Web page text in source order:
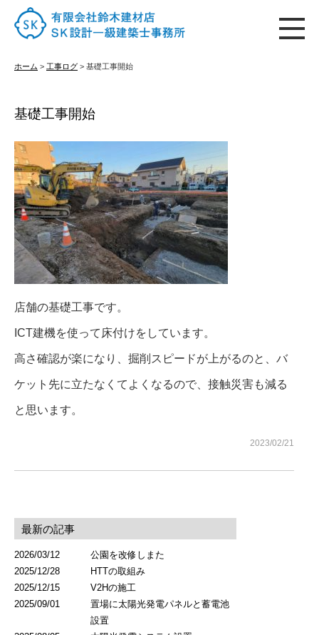
ホーム
施工実績
古材販売
会社概要
ホーム > 工事ログ > 基礎工事開始
基礎工事開始
店舗の基礎工事です。
ICT建機を使って床付けをしています。
高さ確認が楽になり、掘削スピードが上がるのと、バ
ケット先に立たなくてよくなるので、接触災害も減る
と思います。
2023/02/21
最新の記事
2026/03/12
公園を改修しまた
2025/12/28
HTTの取組み
2025/12/15
V2Hの施工
2025/09/01
置場に太陽光発電パネルと蓄電池
設置